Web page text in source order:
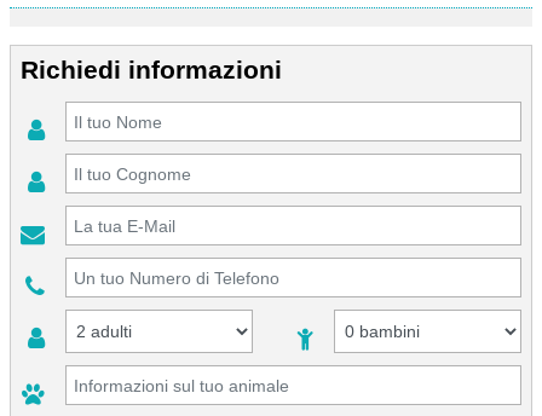
Richiedi informazioni